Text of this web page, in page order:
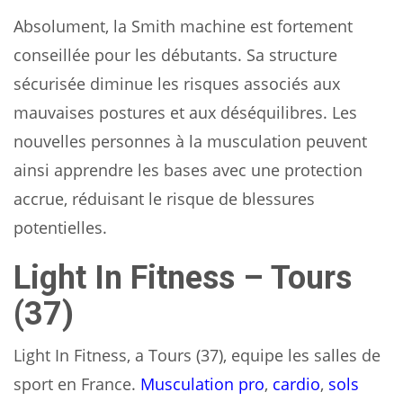
Absolument, la Smith machine est fortement
conseillée pour les débutants. Sa structure
sécurisée diminue les risques associés aux
mauvaises postures et aux déséquilibres. Les
nouvelles personnes à la musculation peuvent
ainsi apprendre les bases avec une protection
accrue, réduisant le risque de blessures
potentielles.
Light In Fitness – Tours
(37)
Light In Fitness, a Tours (37), equipe les salles de
sport en France. Musculation pro, cardio, sols